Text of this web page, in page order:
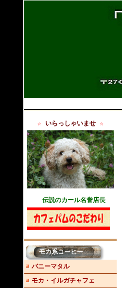
☆ いらっしゃいませ ☆
伝説のカール名誉店長
モカ系コーヒー
バニーマタル
モカ・イルガチャフェ